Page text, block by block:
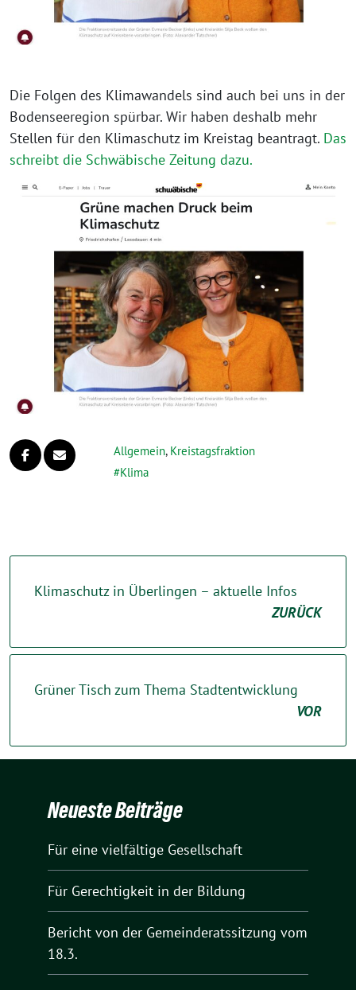
Die Folgen des Klimawandels sind auch bei uns in der
Bodenseeregion spür­bar. Wir haben des­halb mehr
Stellen für den Klimaschutz im Kreistag bean­tragt. Das
schreibt die Schwäbische Zeitung dazu.
Allgemein, Kreistagsfraktion
Klima
Klimaschutz in Überlingen – aktuelle Infos
ZURÜCK
Grüner Tisch zum Thema Stadtentwicklung
VOR
Neueste Beiträge
Für eine vielfältige Gesellschaft
Für Gerechtigkeit in der Bildung
Bericht von der Gemeinderatssitzung vom
18.3.